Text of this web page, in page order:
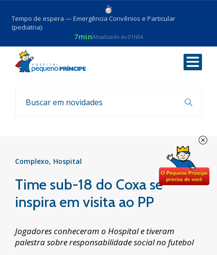
Tempo de espera — Emergência Convênios e Particular
(pediatria):
7minAtualizado às 01h04
Voltar
Notícias
Complexo Hospital
Time sub-18 do Coxa se
inspira em visita ao PP
Jogadores conheceram o Hospital e tiveram
palestra sobre responsabilidade social no futebol